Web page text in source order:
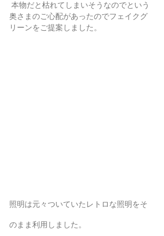
本物だと枯れてしまいそうなのでという
奥さまのご心配があったのでフェイクグ
リーンをご提案しました。
照明は元々ついていたレトロな照明をそ
のまま利用しました。